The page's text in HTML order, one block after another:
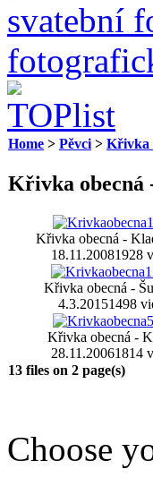
svatební
Home > Pěvci > Křivka
Křivka obecná
Křivka obecná -
18.11.20081928
Křivka obecná -
4.3.20151498
Křivka obecná -
28.11.20061814
13 files on 2 page(s)
Choose